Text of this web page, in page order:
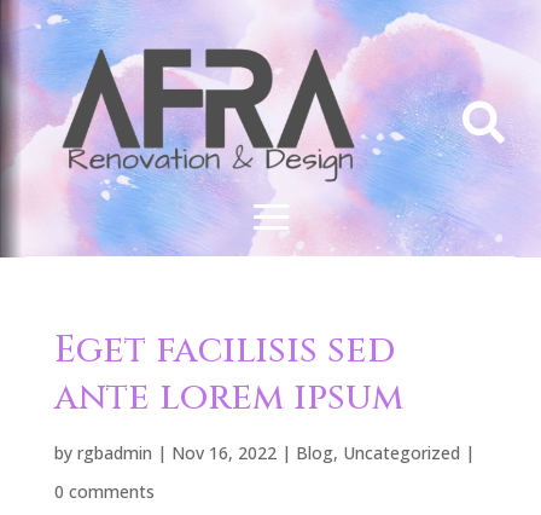

Eget facilisis sed
ante lorem ipsum
by rgbadmin | Nov 16, 2022| Blog, Uncategorized |
0 comments